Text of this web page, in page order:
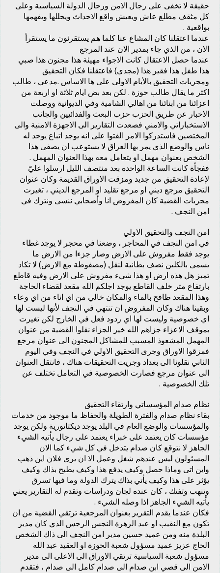
حقيقة لا تخفى على رجال الامن ورجال الدولة السياسية وعلى
كل مثقف مطلع عاش ويعيش واقع الاحداث ويحللها ويفهمها
بواقعية .
عندما اعتقلنا كان المشاع عنا كلما هم يستقرئون ما يستقرأ
الان ، من الذي جاء بمدير الان عند المرجع
عندما حصل الاعتقال كانت الاجواء مهيئة هذا مجنون هذا صبي
هذا طفل هذا فقير هذا (مجدي) فاعتقلنا فكان التحقيق
ومجريات التحقيق بالأيام الاولى على ها الاساس .مدعي ، طالب
اكثر ما يقال طالب حوزة . لكن بعد بض ايام ثلاثة او اربعة من
اعزائنا من ابنائنا من اهالي الشامية وفي الديوانية ووصلت
الاخبار عن طريق الحزب حزب البعث والفدائيين والجانب
الاستخباراتي والامني فصعدت التقارير الى الاجهزة الامنية والى
المختصين فاستدركوا الامر الفتوا على انه يوجد اتباع يوجد له
ناس والوضع الذي يمر بها العراق لا يستوعب ان يصفى هذا
الشخص بعنوان مهمل او يتعامل معه بهذا العنوان المهمل .
ففجأة كانت الساعة الواحدة بعد منتصف الليل ارسلوا عليّ
لإعادة التحقيق من جديد ومزقت الاوراق القديمة وكان عنوان
التحقيق مرجع ديني او مرجع تقليد او المرجع الديني ، تغيرت
مجريات القضية كان المفروض انا وأصحابي ننسى ونترك في
امن النجف .
امن النجف والتحقيق الاولي
في امن النجف في المحاجر ، وضعنا في محجر لا يوجد غطاء
يوجد فقط مفروش على الارض وصار جزءا من الارض ما
يسمى بالكلين نصف بطانية لنقل (مصفوطة مع الارض) لا تكاد
تميز هل هذه ارض او هذا شيء مفروش على الارض وفيه قاطع
بارتفاع متر خلف القاطع يوجد اجلكم الله مقعد لقضاء الحاجة
وهذا المقعد طافح بالماء والمكان خالي من اي اناء من اي وعاء
وبقينا هناك وكان المفروض ان تنتهي في النجف لأنها ليست لها
اي خصوصية وليست لها اي ردود فعل في الخارج لكن تغيرت
بموقف الاعزاء جزاهم الله خير الجزاء نقلوا القضية من عنوان
المهمل المشعوذ المسبب للمشاكل المجنون الى عنوان مرجع
فمزقوا الاوراق وجرى التحقيق الاولي في النجف وفي اليوم
الثاني نقلونا الى بغداد وجريت التحقيقات هناك ، فانتقل العنوان
الى عنوان مرجع فصارت الخصوصية في التعامل تختلف عن
تلك الخصوصية .
نظام صدام المؤسساتي وارتقاء التحقيق
بقاء نظام صدام والفترة الطويلة والحفاظ ما موجود من خدمات
والمؤسسات والوضع العام في البلد يوجد ديكتاتورية ولكن يوجد
مؤسسات كان يعتمد على خبراء يعتمد على رجال يأتيه الشيء
الجاهز لا نتوقع كان صدام يتدخل في كل شيء كما الان
المسئولون ليس عندهم شغل وعمل الا ان يرى فلان اين ذهب
واين اتى وماذا حصل وكيف يدفع هذا وكيف يطيح بذاك وكيف
يؤثر على هذا وكيف يأتي بذاك يترك الدولة وما فيها تسرق
وتنهب وتفتك ، كان عنده لجان ودراسات وتقدم له التقارير يعني
يأتيه الشيء الجاهز اذا وصله الشيء .
فكان عندما يقدم التقرير بعنوان المرجعية ترتقي القضية من ان
تكون مع النقيب او عبد الزهرة النجس الرجس الذي كان مدير
البلدة منه ومن عميد حسين مدير امن النجف الى ذاك الشخص
الحاج عزيز عميد مسؤول شعبة الحوزة او العقيد عبد الله
مسؤول شعبة السياسية ترتقي الاوراق الى الاعلى الى مدير
الامن الى قصي ابن صدام الى صدام كامل الى صدام ، فتقدم